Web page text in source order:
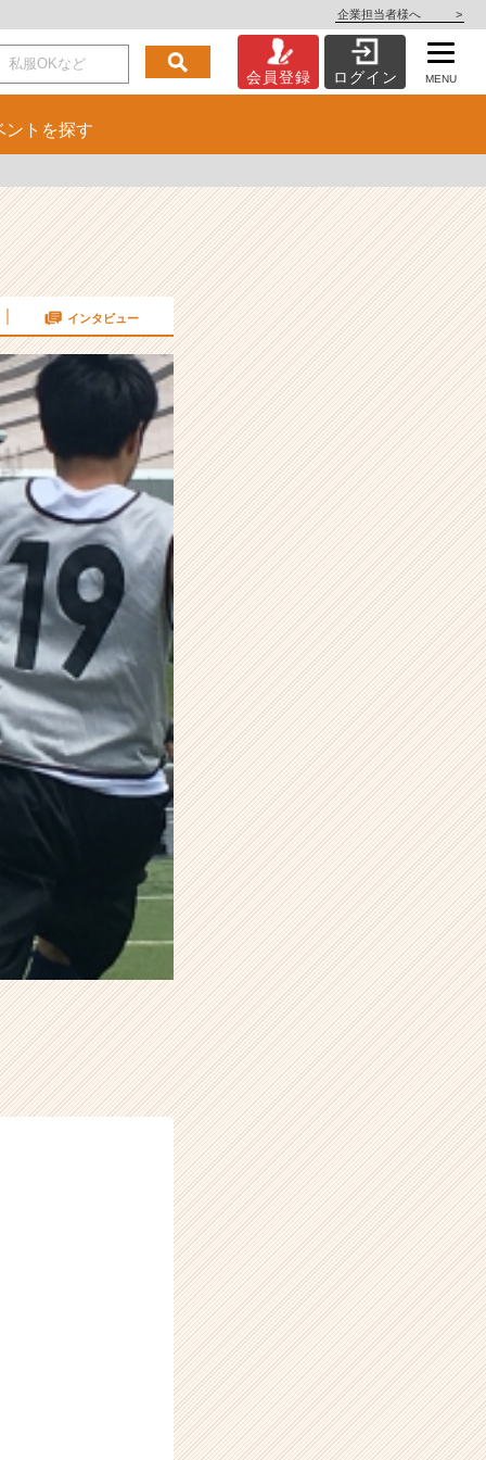
企業担当者様へ >
会員登録 ログイン MENU
ント を探す
インタビュー